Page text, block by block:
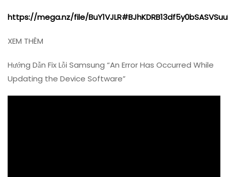
https://mega.nz/file/
XEM THÊM
Hướng Dẫn Fix Lỗi Samsung “An Error Has Occurred While
Updating the Device Software”